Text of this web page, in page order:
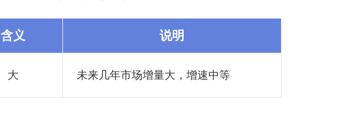
含义 说明
大 未来几年市场增量大，增速中等